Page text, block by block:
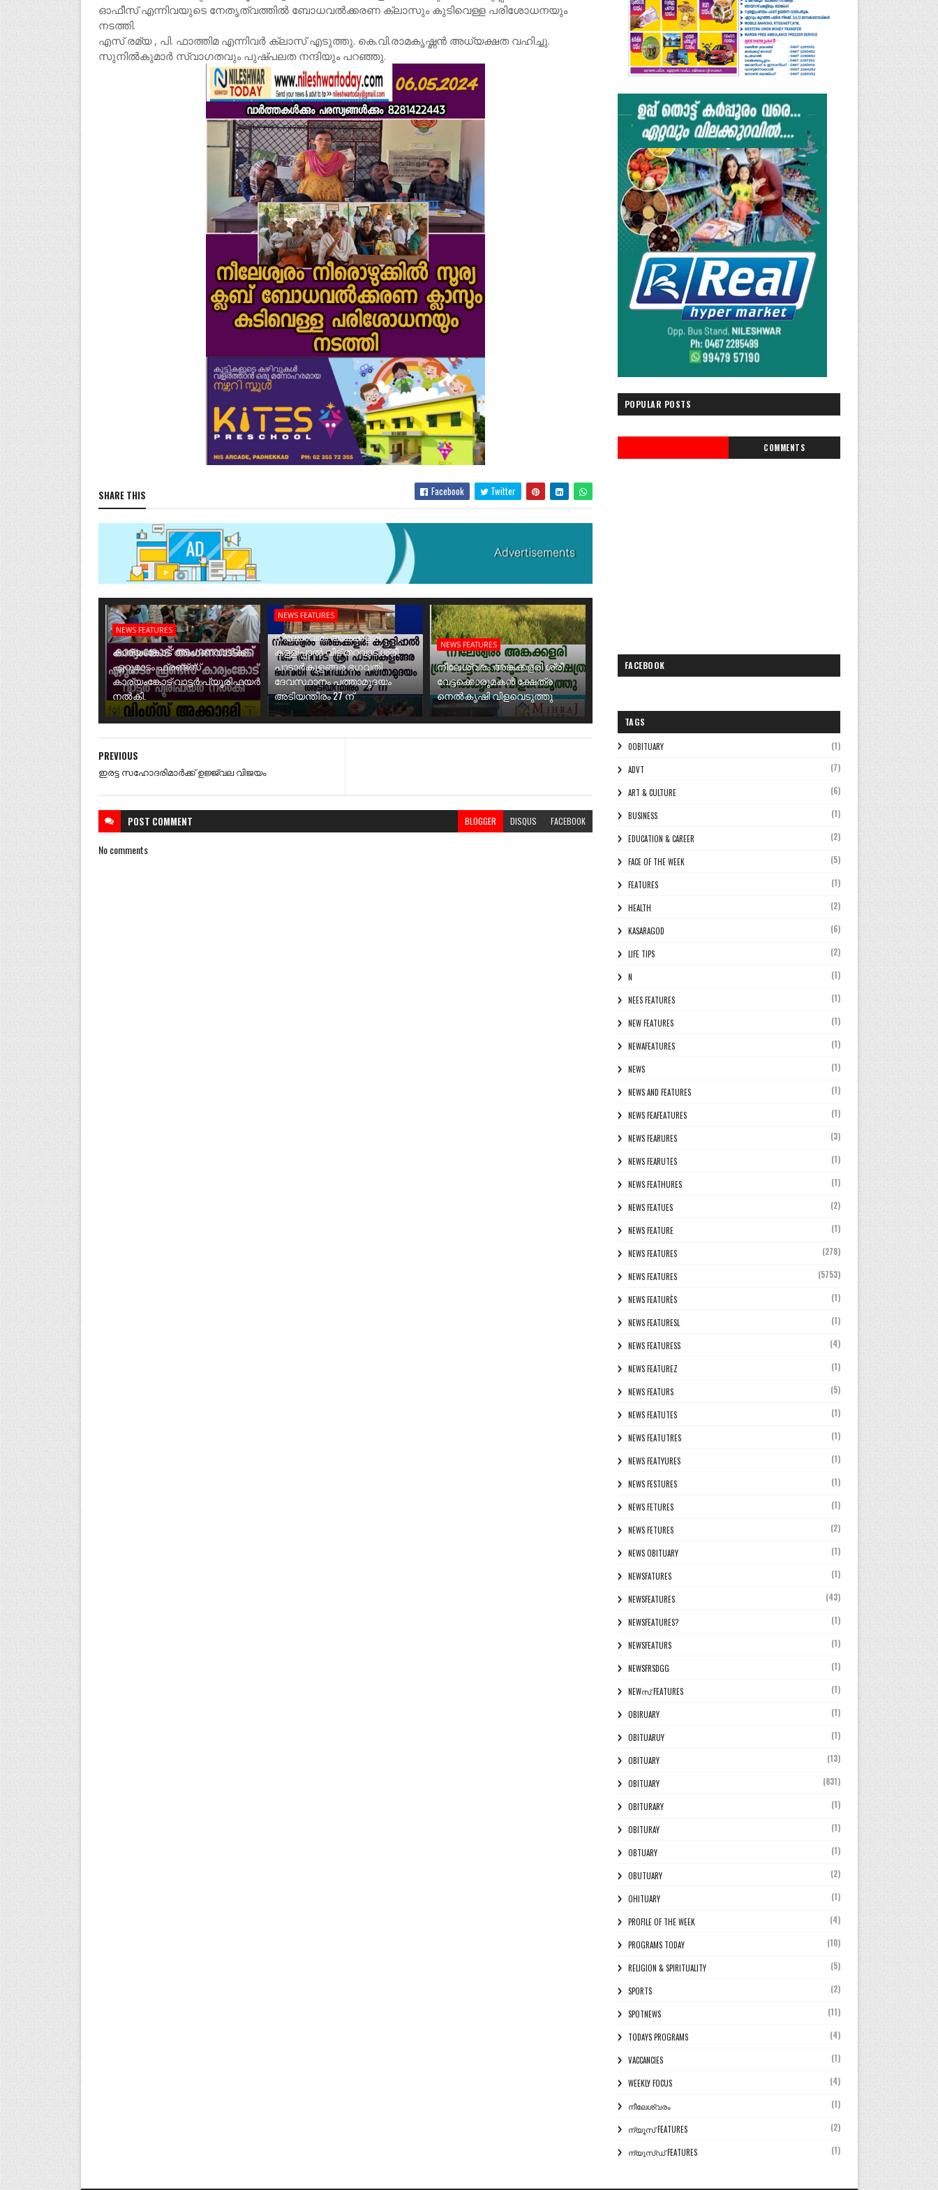
ഓഫീസ് എന്നിവയുടെ നേതൃത്വത്തിൽ ബോധവൽക്കരണ ക്ലാസും കുടിവെള്ള പരിശോധനയും
നടത്തി.
എസ് രമ്യ , പി. ഫാത്തിമ എന്നിവർ ക്ലാസ് എടുത്തു. കെ.വി.രാമകൃഷ്ണൻ അധ്യക്ഷത വഹിച്ചു.
സുനിൽകുമാർ സ്വാഗതവും പുഷ്പലത നന്ദിയും പറഞ്ഞു.
SHARE THIS Facebook Twitter
NEWS FEATURES
കാര്യംങ്കോട് അംഗണവാടിക്ക്
ഏറുമാടം ഫ്രണ്ട്സ്
കാര്യംങ്കോട് വാട്ടർ പ്യൂരിഫയർ
നൽകി.
NEWS FEATURES
നീലേശ്വരം അങ്കക്കളരി
കള്ളിപ്പാൽ വീട് തറവാട് ശ്രീ
പാടാർകുളങ്ങര ഭഗവതി
ദേവസ്ഥാനം പത്താമുദയം
അടിയന്തിരം 27 ന്
NEWS FEATURES
നീലേശ്വരം അങ്കക്കളരി ശ്രീ
വേട്ടക്കൊരുമകൻ ക്ഷേത്ര
നെൽകൃഷി വിളവെടുത്തു
PREVIOUS
ഇരട്ട സഹോദരിമാർക്ക് ഉജ്ജ്വല വിജയം
POST COMMENT BLOGGER DISQUS FACEBOOK
No comments
POPULAR POSTS
COMMENTS
FACEBOOK
TAGS
0OBITUARY (1)
ADVT (7)
ART & CULTURE (6)
BUSINESS (1)
EDUCATION & CAREER (2)
FACE OF THE WEEK (5)
FEATURES (1)
HEALTH (2)
KASARAGOD (6)
LIFE TIPS (2)
N (1)
NEES FEATURES (1)
NEW FEATURES (1)
NEWAFEATURES (1)
NEWS (1)
NEWS AND FEATURES (1)
NEWS FEAFEATURES (1)
NEWS FEARURES (3)
NEWS FEARUTES (1)
NEWS FEATHURES (1)
NEWS FEATUES (2)
NEWS FEATURE (1)
NEWS FEATURES (278)
NEWS FEATURES (5753)
NEWS FEATURÈS (1)
NEWS FEATURESL (1)
NEWS FEATURESS (4)
NEWS FEATUREZ (1)
NEWS FEATURS (5)
NEWS FEATUTES (1)
NEWS FEATUTRES (1)
NEWS FEATYURES (1)
NEWS FESTURES (1)
NEWS FETURES (1)
NEWS FETURES (2)
NEWS OBITUARY (1)
NEWSFATURES (1)
NEWSFEATURES (43)
NEWSFEATURES? (1)
NEWSFEATURS (1)
NEWSFRSDGG (1)
NEWസ് FEATURES (1)
OBIRUARY (1)
OBITUARUY (1)
OBITUARY (13)
OBITUARY (831)
OBITURARY (1)
OBITURAY (1)
OBTUARY (1)
OBUTUARY (2)
OHITUARY (1)
PROFILE OF THE WEEK (4)
PROGRAMS TODAY (10)
RELIGION & SPIRITUALITY (5)
SPORTS (2)
SPOTNEWS (11)
TODAYS PROGRAMS (4)
VACCANCIES (1)
WEEKLY FOCUS (4)
നീലേശ്വരം (1)
ന്യൂസ് FEATURES (2)
ന്യൂസ്ഡ് FEATURES (1)